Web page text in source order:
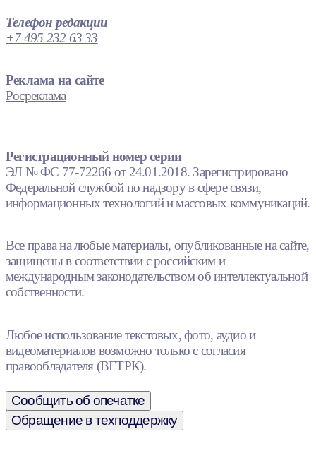
Телефон редакции
+7 495 232 63 33
Реклама на сайте
Росреклама
Регистрационный номер серии
ЭЛ № ФС 77-72266 от 24.01.2018. Зарегистрировано
Федеральной службой по надзору в сфере связи,
информационных технологий и массовых коммуникаций.
Все права на любые материалы, опубликованные на сайте,
защищены в соответствии с российским и
международным законодательством об интеллектуальной
собственности.
Любое использование текстовых, фото, аудио и
видеоматериалов возможно только с согласия
правообладателя (ВГТРК).
Сообщить об опечатке
Обращение в техподдержку